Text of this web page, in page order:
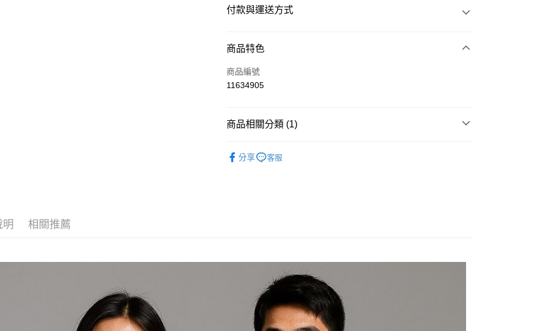
付款與運送方式
付款方式
信用卡一次付款
黑貓
商品特色
商品編號
11634905
商品相關分類 (1)
分享
客服
明 相關推薦